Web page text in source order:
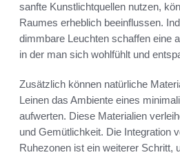
sanfte Kunstlichtquellen nutzen,
Raumes erheblich beeinflussen.
dimmbare Leuchten schaffen eine
in der man sich wohlfühlt und
Zusätzlich können natürliche
Leinen das Ambiente eines
aufwerten. Diese Materialien
und Gemütlichkeit. Die Integration
Ruhezonen ist ein weiterer Schritt,